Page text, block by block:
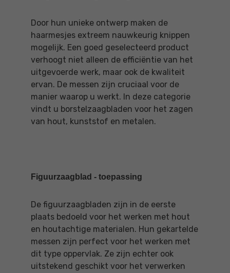
Door hun unieke ontwerp maken de
haarmesjes extreem nauwkeurig knippen
mogelijk. Een goed geselecteerd product
verhoogt niet alleen de efficiëntie van het
uitgevoerde werk, maar ook de kwaliteit
ervan. De messen zijn cruciaal voor de
manier waarop u werkt. In deze categorie
vindt u borstelzaagbladen voor het zagen
van hout, kunststof en metalen.
Figuurzaagblad - toepassing
De figuurzaagbladen zijn in de eerste
plaats bedoeld voor het werken met hout
en houtachtige materialen. Hun gekartelde
messen zijn perfect voor het werken met
dit type oppervlak. Ze zijn echter ook
uitstekend geschikt voor het verwerken